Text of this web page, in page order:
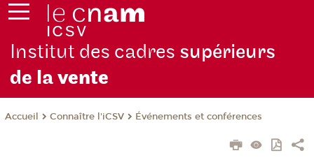
Institut des cadres supérieurs
de lavente
Accueil Connaître l'iCSV Événements et conférences